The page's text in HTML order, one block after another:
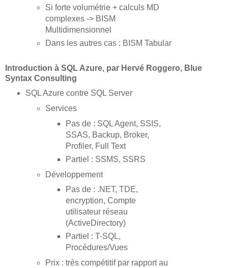
Si forte volumétrie + calculs MD
complexes -> BISM
Multidimensionnel
Dans les autres cas : BISM Tabular
Introduction à SQL Azure, par Hervé Roggero, Blue
Syntax Consulting
SQL Azure contre SQL Server
Services
Pas de : SQL Agent, SSIS,
SSAS, Backup, Broker,
Profiler, Full Text
Partiel : SSMS, SSRS
Développement
Pas de : .NET, TDE,
encryption, Compte
utilisateur réseau
(ActiveDirectory)
Partiel : T-SQL,
Procédures/Vues
Prix : très compétitif par rapport au